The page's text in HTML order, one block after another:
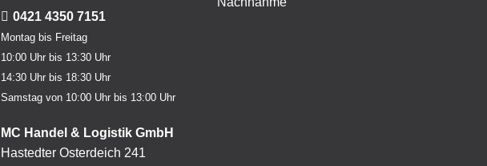
0421 4350 7151
Montag bis Freitag
10:00 Uhr bis 13:30 Uhr
14:30 Uhr bis 18:30 Uhr
Samstag von 10:00 Uhr bis 13:00 Uhr
MC Handel & Logistik GmbH
Hastedter Osterdeich 241